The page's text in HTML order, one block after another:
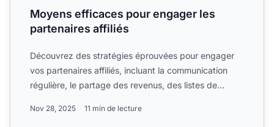
Moyens efficaces pour engager les
partenaires affiliés
Découvrez des stratégies éprouvées pour engager
vos partenaires affiliés, incluant la communication
régulière, le partage des revenus, des listes de
Nov 28, 2025 11 min de lecture